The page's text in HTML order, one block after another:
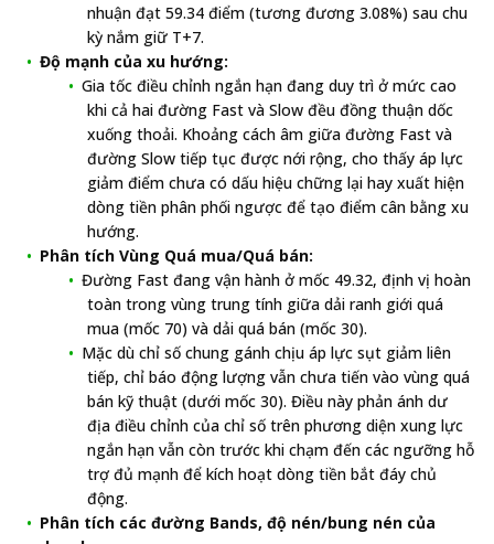
nhuận đạt 59.34 điểm (tương đương 3.08%) sau chu
kỳ nắm giữ T+7.
Độ mạnh của xu hướng:
Gia tốc điều chỉnh ngắn hạn đang duy trì ở mức cao
khi cả hai đường Fast và Slow đều đồng thuận dốc
xuống thoải. Khoảng cách âm giữa đường Fast và
đường Slow tiếp tục được nới rộng, cho thấy áp lực
giảm điểm chưa có dấu hiệu chững lại hay xuất hiện
dòng tiền phân phối ngược để tạo điểm cân bằng xu
hướng.
Phân tích Vùng Quá mua/Quá bán:
Đường Fast đang vận hành ở mốc 49.32, định vị hoàn
toàn trong vùng trung tính giữa dải ranh giới quá
mua (mốc 70) và dải quá bán (mốc 30).
Mặc dù chỉ số chung gánh chịu áp lực sụt giảm liên
tiếp, chỉ báo động lượng vẫn chưa tiến vào vùng quá
bán kỹ thuật (dưới mốc 30). Điều này phản ánh dư
địa điều chỉnh của chỉ số trên phương diện xung lực
ngắn hạn vẫn còn trước khi chạm đến các ngưỡng hỗ
trợ đủ mạnh để kích hoạt dòng tiền bắt đáy chủ
động.
Phân tích các đường Bands, độ nén/bung nén của